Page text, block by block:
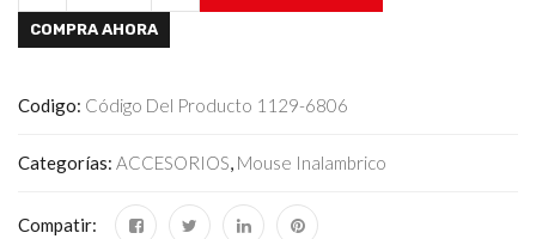
COMPRA AHORA
Codigo: Código Del Producto 1129-6806
Categorías: ACCESORIOS, Mouse Inalambrico
Compatir: